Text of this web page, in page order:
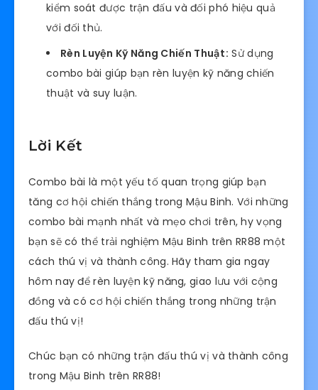
kiểm soát được trận đấu và đối phó hiệu quả
với đối thủ.
Rèn Luyện Kỹ Năng Chiến Thuật: Sử dụng
combo bài giúp bạn rèn luyện kỹ năng chiến
thuật và suy luận.
Lời Kết
Combo bài là một yếu tố quan trọng giúp bạn
tăng cơ hội chiến thắng trong Mậu Binh. Với những
combo bài mạnh nhất và mẹo chơi trên, hy vọng
bạn sẽ có thể trải nghiệm Mậu Binh trên RR88 một
cách thú vị và thành công. Hãy tham gia ngay
hôm nay để rèn luyện kỹ năng, giao lưu với cộng
đồng và có cơ hội chiến thắng trong những trận
đấu thú vị!
Chúc bạn có những trận đấu thú vị và thành công
trong Mậu Binh trên RR88!